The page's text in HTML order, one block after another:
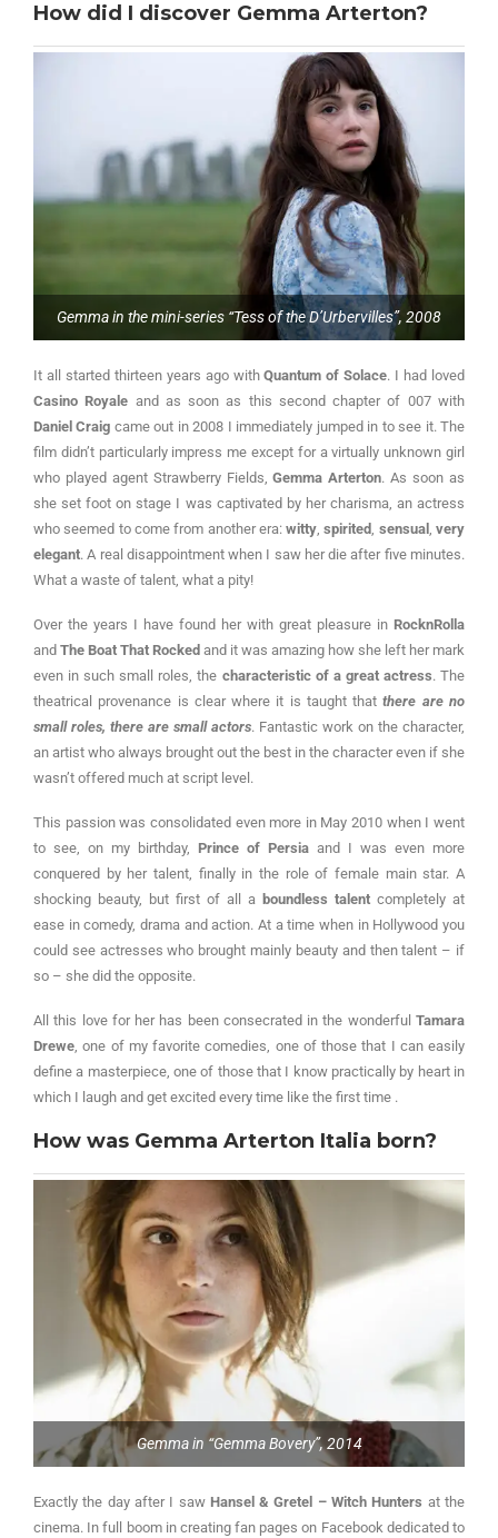
How did I discover Gemma Arterton?
Gemma in the mini-series “Tess of the D’Urbervilles”, 2008
It all started thirteen years ago withQuantum of Solace. I had loved
Casino Royale and as soon as this second chapter of 007 with
Daniel Craig came out in 2008 I immediately jumped in to see it. The
film didn’t particularly impress me except for a virtually unknown girl
who played agent Strawberry Fields,Gemma Arterton. As soon as
she set foot on stage I was captivated by her charisma, an actress
who seemed to come from another era:witty ,spirited sensual ,very
elegant. A real disappointment when I saw her die after five minutes.
What a waste of talent, what a pity!
Over the years I have found her with great pleasure in RocknRolla
and The Boat That Rocked and it was amazing how she left her mark
even in such small roles, the characteristic of a great actress. The
theatrical provenance is clear where it is taught thatthere are no
small roles, there are small actors. Fantastic work on the character,
an artist who always brought out the best in the character even if she
wasn’t offered much at script level.
This passion was consolidated even more in May 2010 when I went
to see, on my birthday, Prince of Persia and I was even more
conquered by her talent, finally in the role of female main star. A
shocking beauty, but first of all a boundless talent completely at
ease in comedy, drama and action. At a time when in Hollywood you
could see actresses who brought mainly beauty and then talent – if
so – she did the opposite.
All this love for her has been consecrated in the wonderful Tamara
Drewe , one of my favorite comedies, one of those that I can easily
define a masterpiece, one of those that I know practically by heart in
which I laugh and get excited every time like the first time .
How was Gemma Arterton Italia born?
Gemma in “Gemma Bovery”, 2014
Exactly the day after I saw Hansel & Gretel – Witch Hunters at the
cinema. In full boom in creating fan pages on Facebook dedicated to